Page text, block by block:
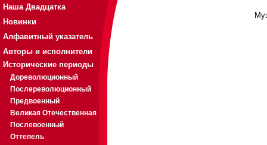
Наша Двадцатка
Новинки
Алфавитный указатель
Авторы и исполнители
Исторические периоды
Дореволюционный
Послереволюционный
Предвоенный
Великая Отечественная
Послевоенный
Оттепель